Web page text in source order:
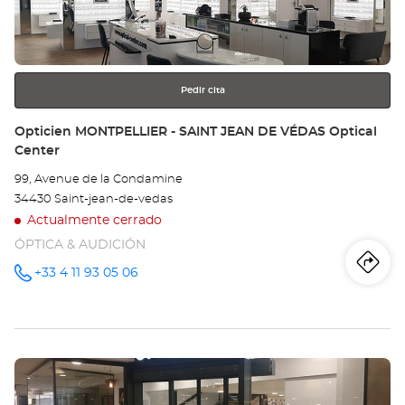
-
obtener
más
información
Pedir cita
Tienda:
Opticien MONTPELLIER - SAINT JEAN DE VÉDAS Optical
Center
99, Avenue de la Condamine
34430 Saint-jean-de-vedas
Actualmente cerrado
ÓPTICA & AUDICIÓN
número
+33 4 11 93 05 06
a
Pulse
ENTER